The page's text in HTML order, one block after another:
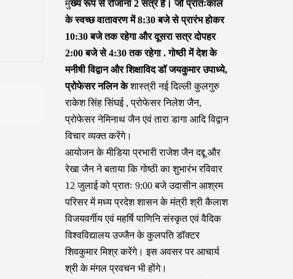
मुख्य रूप से रोजाना 2 सत्र हैं। जो प्रातःकाल
के स्वच्छ वातावरण में 8:30 बजे से प्रारंभ होकर
10:30 बजे तक रहेगा और दूसरा सत्र दोपहर
2:00 बजे से 4:30 तक रहेगा . गोष्ठी में देश के
मनीषी विद्वान और शिक्षाविद डॉ जयकुमार उपाध्ये,
प्रोफेसर नलिन केशास्त्री नई दिल्ली कुलगुरु
राकेश सिंह सिंघई , प्रोफेसर निलेश जैन,
प्रोफेसर नेमिनाथ जैन एवं तारा डागा आदि विद्वान
विचार व्यक्त करेंगे।
आयोजन के मीडिया प्रभारी राजेश जैन दद्दू और
रेखा जैन ने बताया कि गोष्ठी का शुभारंभ रविवार
12 जुलाई को प्रातः 9:00 बजे उदासीन आश्रम
परिसर में मध्य प्रदेश शासन के मंत्री श्री कैलाश
विजयवर्गीय एवं महर्षि पाणिनि संस्कृत एवं वैदिक
विश्वविद्यालय उज्जैन के कुलपति डॉक्टर
शिवकुमार मिश्र करेंगे। इस अवसर पर आचार्य
श्री के मंगल प्रवचन भी होंगे।